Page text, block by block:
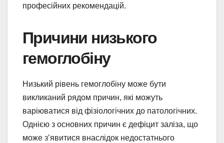
професійних рекомендацій.
Причини низького
гемоглобіну
Низький рівень гемоглобіну може бути
викликаний рядом причин, які можуть
варіюватися від фізіологічних до патологічних.
Однією з основних причин є дефіцит заліза, що
може з’явитися внаслідок недостатнього